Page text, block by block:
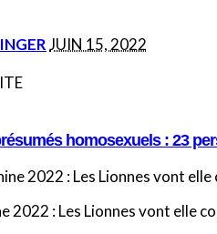
JUIN 15, 2022
homosexuels : 23
2022 : Les Lionnes vont elle